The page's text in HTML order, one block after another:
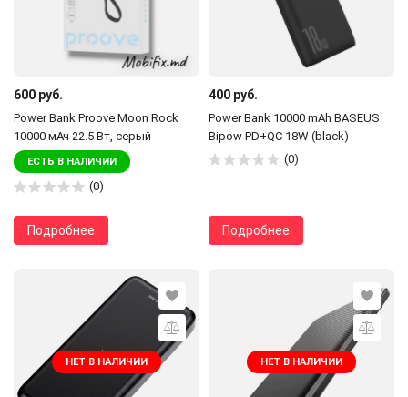
600 руб.
Power Bank Proove Moon Rock
10000 мАч 22.5 Вт, серый
ЕСТЬ В НАЛИЧИИ
(0)
Подробнее
400 руб.
Power Bank 10000 mAh BASEUS
Bipow PD+QC 18W (black)
(0)
Подробнее
НЕТ В НАЛИЧИИ НЕТ В НАЛИЧИИ